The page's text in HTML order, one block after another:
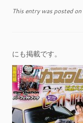
This entry was posted on
にも掲載です。